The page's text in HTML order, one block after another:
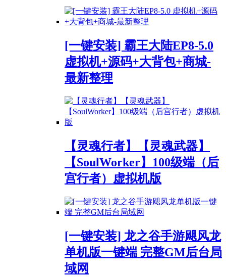
[一键安装] 霸王大陆EP8-5.0
虚拟机+源码+大背包+商城-
最新整理
【灵魂行者】【灵魂武器】
【SoulWorker】100级端（后
宫行者）虚拟机版
[一键安装] 龙之谷手游飓风龙
单机版一键端 完整GM后台局
域网